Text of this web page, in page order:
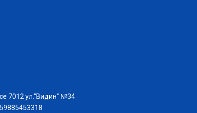
7012 ул."Видин" №34